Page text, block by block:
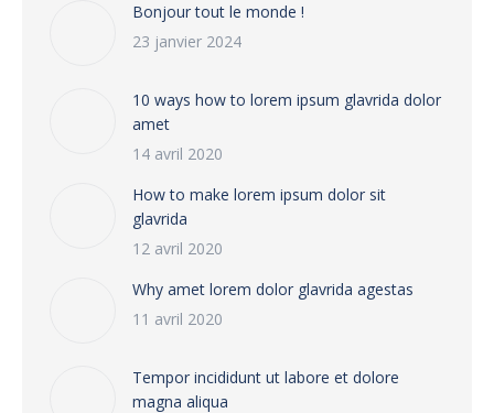
Bonjour tout le monde !
23 janvier 2024
10 ways how to lorem ipsum glavrida dolor
amet
14 avril 2020
How to make lorem ipsum dolor sit
glavrida
12 avril 2020
Why amet lorem dolor glavrida agestas
11 avril 2020
Tempor incididunt ut labore et dolore
magna aliqua